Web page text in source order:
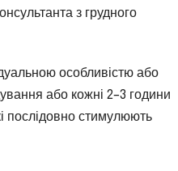
з грудного
особливістю або
або кожні 2–3 години
послідовно стимулюють